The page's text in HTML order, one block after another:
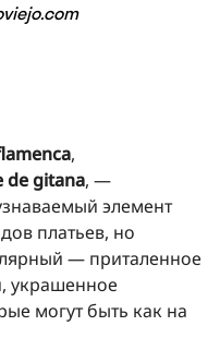
,
de gitana, —
элемент
платьев, но
— приталенное
украшенное
могут быть как на